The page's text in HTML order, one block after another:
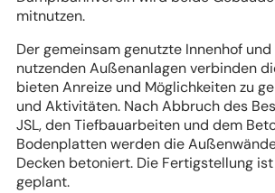
mitnutzen.
Der gemeinsam genutzte Innenhof
nutzenden Außenanlagen verbinden
bieten Anreize und Möglichkeiten zu
und Aktivitäten. Nach Abbruch des
JSL, den Tiefbauarbeiten und dem
Bodenplatten werden die
Decken betoniert. Die Fertigstellung
geplant.